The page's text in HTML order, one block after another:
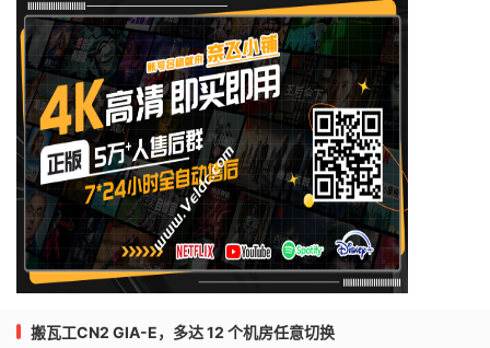
搬瓦工CN2 GIA-E，多达 12 个机房任意切换